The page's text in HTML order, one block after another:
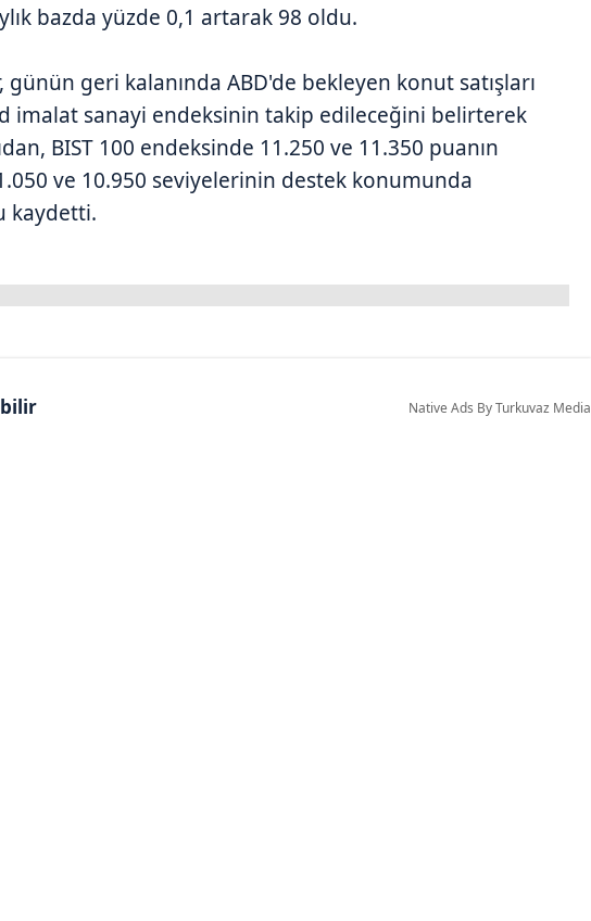
bazda yüzde 0,1 artarak 98 oldu.
günün geri kalanında ABD'de bekleyen konut satışları
imalat sanayi endeksinin takip edileceğini belirterek
BIST 100 endeksinde 11.250 ve 11.350 puanın
ve 10.950 seviyelerinin destek konumunda
kaydetti.
Native Ads By Turkuvaz Media